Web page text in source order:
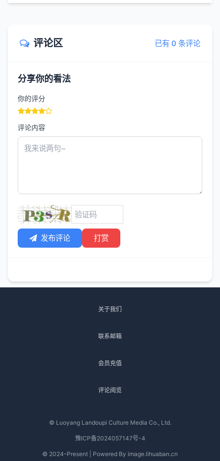
评论区 已有 0 条评论
分享你的看法
你的评分
评论内容
发布评论 打赏
关于我们
联系邮箱
会员充值
评论阅览
© Luoyang Landoupi Culture Media Co., Ltd.
豫ICP备2024057147号-4
© 2024–Present | Powered By image.lihuaban.cn